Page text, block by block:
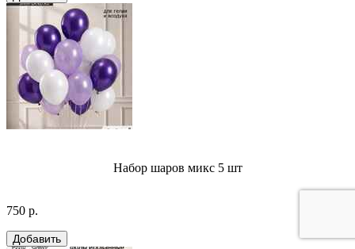
Набор шаров микс 5 шт
750 р.